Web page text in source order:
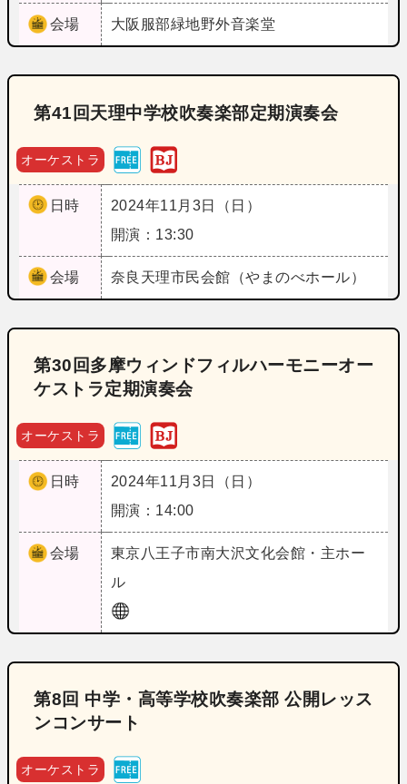
会場 大阪 服部緑地野外音楽堂
第41回天理中学校吹奏楽部定期演奏会
オーケストラ
日時
2024年11月3日（日）
開演：13:30
会場 奈良 天理市民会館（やまのべホール）
第30回多摩ウィンドフィルハーモニーオー
ケストラ定期演奏会
オーケストラ
日時
2024年11月3日（日）
開演：14:00
会場 東京八王子市南大沢文化会館・主ホー
ル
第8回 中学・高等学校吹奏楽部 公開レッス
ンコンサート
オーケストラ